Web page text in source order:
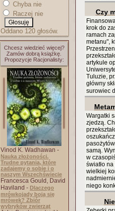
Chyba nie
Raczej nie
Oddano 120 głosów.
Chcesz wiedzieć więcej?
Zamów dobrą książkę.
Propozycje Racjonalisty:
Vinod K. Wadhawan -
Nauka złożoności.
Trudne pytania, które
zadajemy o sobie i o
naszym Wszechświecie
Francesca Gould, David
Haviland - Dlaczego
mrówkojady boją się
mrówek? Zbiór
wybryków zwierząt
Czy
krok do
ramach
metanu",
artykule
Tuluzie,
główny
surowiec
Wargatki
zjedzą.
samą.
w
światło
wielkiej
niego